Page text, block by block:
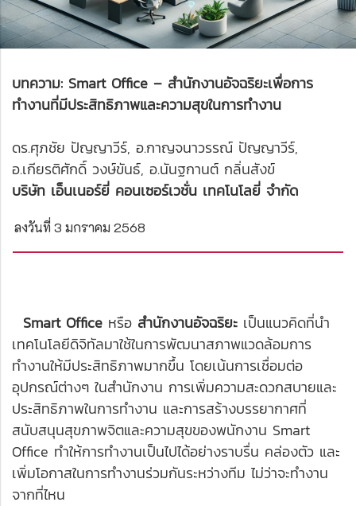
บทความ: Smart Office – สำนักงานอัจฉริยะเพื่อการ
ทำงานที่มีประสิทธิภาพและความสุขในการทำงาน
ดร.ศุภชัย ปัญญาวีร์, อ.กาญจนาวรรณ์ ปัญญาวีร์,
อ.เกียรติศักดิ์ วงษ์ขันธ์, อ.นันฐกานต์ กลิ่นสังข์
บริษัท เอ็นเนอร์ยี่ คอนเซอร์เวชั่น เทคโนโลยี่ จำกัด
ลงวันที่ 3 มกราคม 2568
Smart Office หรือ สำนักงานอัจฉริยะ เป็นแนวคิดที่นำ
เทคโนโลยีดิจิทัลมาใช้ในการพัฒนาสภาพแวดล้อมการ
ทำงานให้มีประสิทธิภาพมากขึ้น โดยเน้นการเชื่อมต่อ
อุปกรณ์ต่างๆ ในสำนักงาน การเพิ่มความสะดวกสบายและ
ประสิทธิภาพในการทำงาน และการสร้างบรรยากาศที่
สนับสนุนสุขภาพจิตและความสุขของพนักงาน Smart
Office ทำให้การทำงานเป็นไปได้อย่างราบรื่น คล่องตัว และ
เพิ่มโอกาสในการทำงานร่วมกันระหว่างทีม ไม่ว่าจะทำงาน
จากที่ไหน